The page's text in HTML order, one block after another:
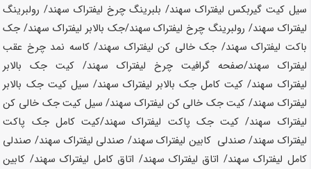
سیل کیت گیربکس لیفتراک سهند/ بلبرینگ چرخ لیفتراک سهند/ رولبرینگ
لیفتراک سهند/ رولبرینگ چرخ لیفتراکسهند/جک بالابر لیفتراکسهند/ جک
باکت لیفتراکسهند/ جک خالی کن لیفتراک سهند/ کاسه نمد چرخ عقب
لیفتراک سهند/صفحه گرافیت چرخ لیفتراکسهند/ کیت جک بالابر
لیفتراک سهند/ کیت کامل جک بالابر لیفتراک سهند/ سیل کیت جک بالابر
لیفتراک سهند/ کیت جک خالی کن لیفتراکسهند/ سیل کیت جک خالی کن
لیفتراک سهند/ کیت جک پاکت لیفتراکسهند/کیت کامل جک پاکت
لیفتراک سهند/ صندلی کابین لیفتراکسهند/ صندلی لیفتراک سهند/ صندلی
کامل لیفتراکسهند/ اتاق لیفتراک سهند/ اتاق کامل لیفتراکسهند/ کابین